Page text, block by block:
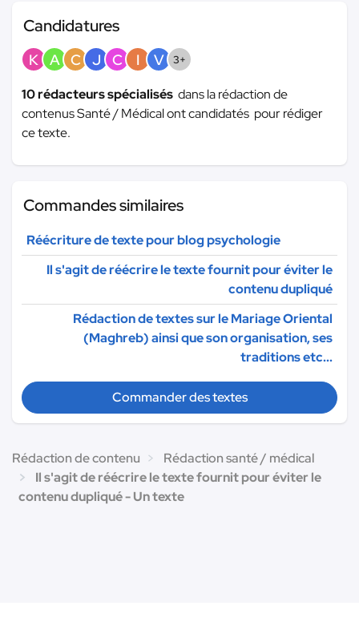
Candidatures
K A C J C I V 3+
10 rédacteurs spécialisés dans la rédaction de
contenus Santé / Médical ont candidatés pour rédiger
ce texte.
Commandes similaires
Réécriture de texte pour blog psychologie
Il s'agit de réécrire le texte fournit pour éviter le
contenu dupliqué
Rédaction de textes sur le Mariage Oriental
(Maghreb) ainsi que son organisation, ses
traditions etc...
Commander des textes
Rédaction de contenu
Rédaction santé / médical
Il s'agit de réécrire le texte fournit pour éviter le
contenu dupliqué - Un texte